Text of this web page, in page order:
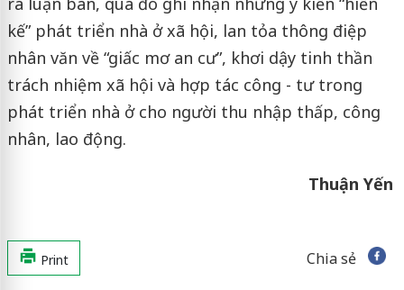
kế” phát triển nhà ở xã hội, lan tỏa thông điệp
nhân văn về “giấc mơ an cư”, khơi dậy tinh thần
trách nhiệm xã hội và hợp tác công - tư trong
phát triển nhà ở cho người thu nhập thấp, công
nhân, lao động.
Thuận Yến
Print Chia sẻ